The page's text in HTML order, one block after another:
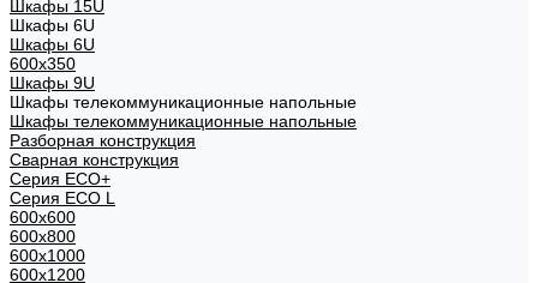
Шкафы 15U
Шкафы 6U
Шкафы 6U
600x350
Шкафы 9U
Шкафы телекоммуникационные напольные
Шкафы телекоммуникационные напольные
Разборная конструкция
Сварная конструкция
Серия ECO+
Серия ECO L
600x600
600x800
600х1000
600х1200